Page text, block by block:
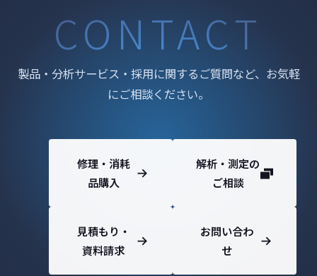
CONTACT
製品・分析サービス・採用に関するご質問など、お気軽
にご相談ください。
修理・消耗
品購入
解析・測定の
ご相談
見積もり・
資料請求
お問い合わ
せ